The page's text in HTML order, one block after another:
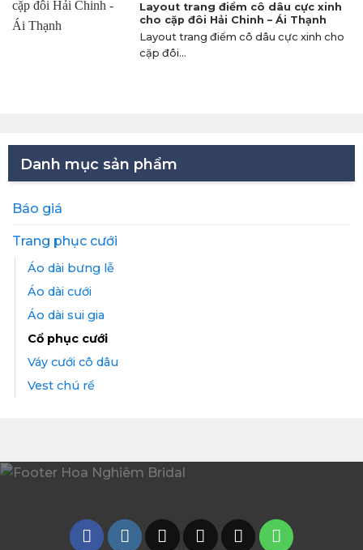
Layout trang điểm cô dâu cực xinh
cho cặp đôi Hải Chinh – Ái Thạnh
Layout trang điểm cô dâu cực xinh cho
cặp đôi...
Danh mục sản phẩm
Báo giá
Trang phục cưới
Áo dài bưng lễ
Áo dài cưới
Áo dài sui gia
Cổ phục cưới
Váy cưới cô dâu
Vest chú rể